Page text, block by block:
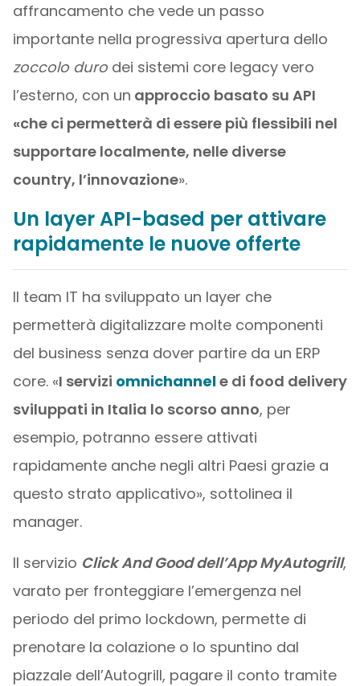
affrancamento che vede un passo
importante nella progressiva apertura dello
zoccolo durodei sistemi core legacy vero
l’esterno, con un approccio basato su API
«che ci permetterà di essere più flessibili nel
supportare localmente, nelle diverse
country, l’innovazione».
Un layer API-based per attivare
rapidamente le nuove offerte
Il team IT ha sviluppato un layer che
permetterà digitalizzare molte componenti
del business senza dover partire da un ERP
core. «I servizi omnichannele di food delivery
sviluppati in Italia lo scorso anno, per
esempio, potranno essere attivati
rapidamente anche negli altri Paesi grazie a
questo strato applicativo», sottolinea il
manager.
Il servizio Click And Good dell’App MyAutogrill,
varato per fronteggiare l’emergenza nel
periodo del primo lockdown, permette di
prenotare la colazione o lo spuntino dal
piazzale dell’Autogrill, pagare il conto tramite